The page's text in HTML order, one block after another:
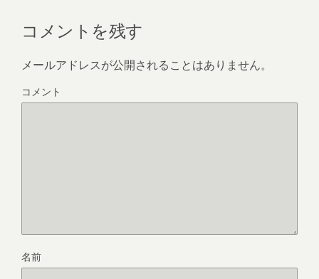
コメントを残す
メールアドレスが公開されることはありません。
コメント
名前